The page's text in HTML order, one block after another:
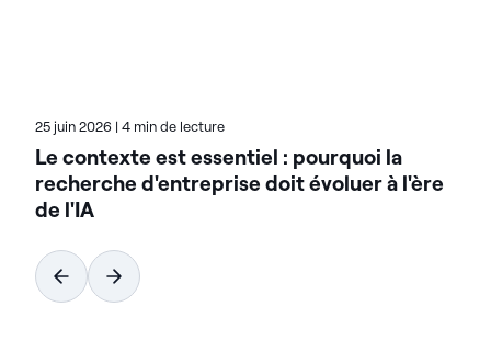
25 juin 2026 | 4 min de lecture
Le contexte est essentiel : pourquoi la
recherche d'entreprise doit évoluer à l'ère
de l'IA